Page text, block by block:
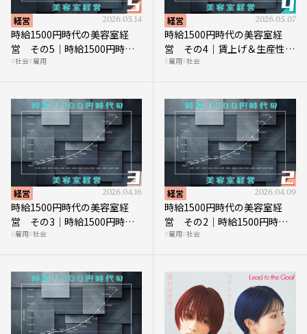
経営 2026.05.14
時給1500円時代の美容室経
営 その5｜時給1500円時代
の到来は美容業の収益構造を
社会 雇用
経営 2026.05.07
時給1500円時代の美容室経
営 その4｜賃上げ＆生産性向
上につなげる賢い助成金活用
雇用 社会
経営 2026.04.16
時給1500円時代の美容室経
営 その3｜時給1500円時
代、美容業はどのような影響
雇用 社会
経営 2026.04.09
時給1500円時代の美容室経
営 その2｜時給1500円時代
に支払う給与はいくらなのか
雇用 社会